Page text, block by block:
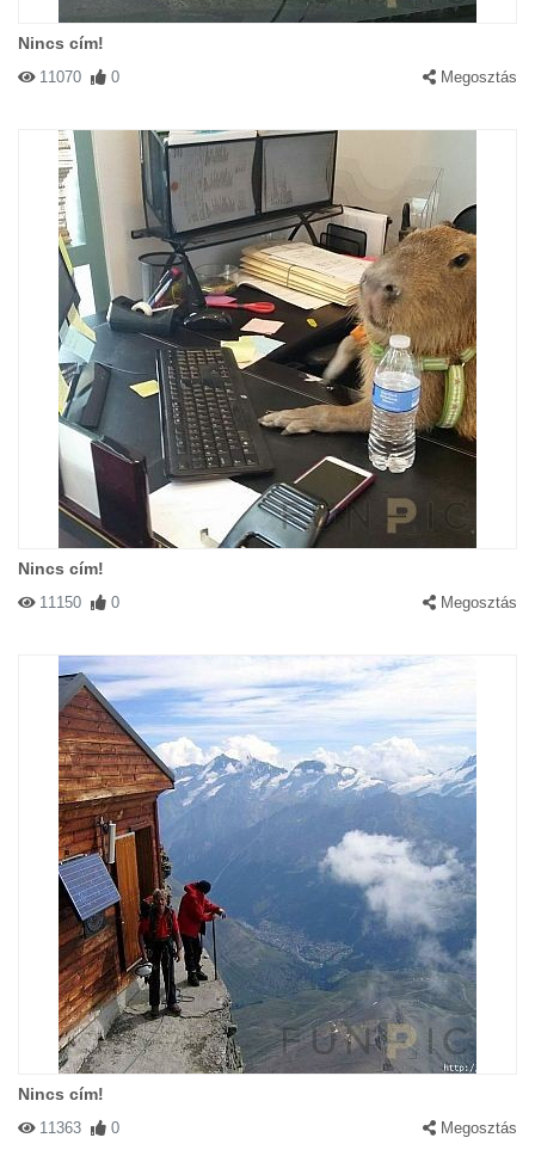
Nincs cím!
11070 0 Megosztás
Nincs cím!
11150 0 Megosztás
Nincs cím!
11363 0 Megosztás